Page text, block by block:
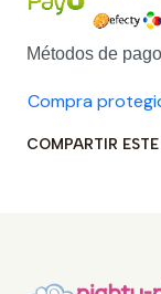
Métodos de pago
Compra
COMPARTIR